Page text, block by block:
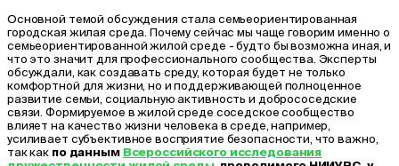
Основной темой обсуждения стала семьеориентированная
городская жилая среда. Почему сейчас мы чаще говорим именно о
семьеориентированной жилой среде - будто бы возможна иная, и
что это значит для профессионального сообщества. Эксперты
обсуждали, как создавать среду, которая будет не только
комфортной для жизни, но и поддерживающей полноценное
развитие семьи, социальную активность и добрососедские
связи. Формируемое в жилой среде соседское сообщество
влияет на качество жизни человека в среде, например,
усиливает субъективное восприятие безопасности, что важно,
так как по данным Всероссийского исследования